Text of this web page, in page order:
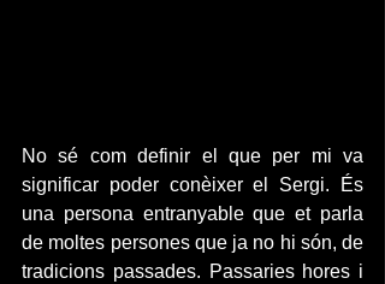
No sé com definir el que per mi va
significar poder conèixer el Sergi. És
una persona entranyable que et parla
de moltes persones que ja no hi són, de
tradicions passades. Passaries hores i